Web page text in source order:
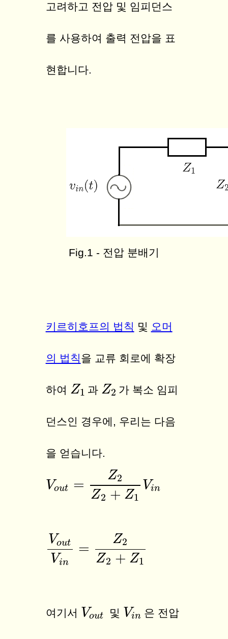
고려하고 전압 및 임피던스
를 사용하여 출력 전압을 표
현합니다.
Fig.1 - 전압 분배기
키르히호프의 법칙 및 오머
의 법칙을 교류 회로에 확장
하여 Z1
Z1 과 Z2
Z2 가 복소 임피
던스인 경우에, 우리는 다음
을 얻습니다.
Vout =
Z2
Z2 + Z1
Vin
Vout =Z2 Z2+Z1Vin
Vout
Vin
=
Z2
Z2 + Z1
VoutV in= Z2Z2+Z1
여기서 Vout
Vout 및 Vin
Vin 은 전압